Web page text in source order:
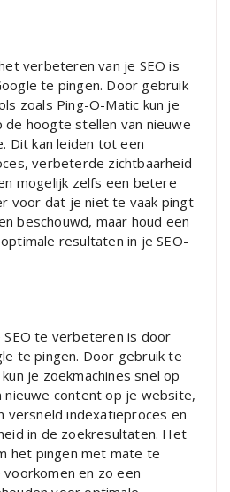
verbeteren van je SEO is
te pingen. Door gebruik
zoals Ping-O-Matic kun je
de hoogte stellen van nieuwe
Dit kan leiden tot een
verbeterde zichtbaarheid
mogelijk zelfs een betere
voor dat je niet te vaak pingt
beschouwd, maar houd een
resultaten in je SEO-
SEO te verbeteren is door
te pingen. Door gebruik te
je zoekmachines snel op
content op je website,
versneld indexatieproces en
in de zoekresultaten. Het
het pingen met mate te
en zo een